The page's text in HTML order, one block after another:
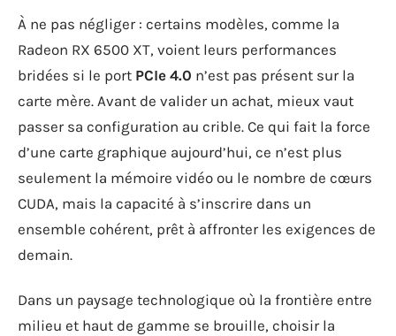
À ne pas négliger : certains modèles, comme la
Radeon RX 6500 XT, voient leurs performances
bridées si le port PCIe 4.0 n’est pas présent sur la
carte mère. Avant de valider un achat, mieux vaut
passer sa configuration au crible. Ce qui fait la force
d’une carte graphique aujourd’hui, ce n’est plus
seulement la mémoire vidéo ou le nombre de cœurs
CUDA, mais la capacité à s’inscrire dans un
ensemble cohérent, prêt à affronter les exigences de
demain.
Dans un paysage technologique où la frontière entre
milieu et haut de gamme se brouille, choisir la